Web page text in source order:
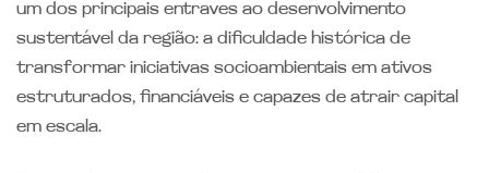
um dos principais entraves ao desenvolvimento
sustentável da região: a dificuldade histórica de
transformar iniciativas socioambientais em ativos
estruturados, financiáveis e capazes de atrair capital
em escala.